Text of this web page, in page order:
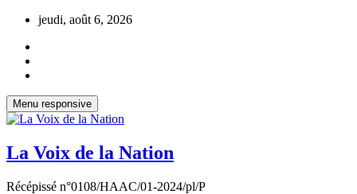
Aller
contenu
jeudi, août 6, 2026
Menu responsive
La Voix de la Nation
Récépissé n°0108/HAAC/01-2024/pl/P